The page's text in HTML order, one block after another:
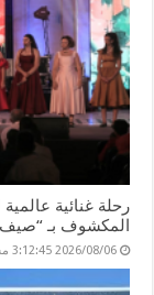
رحلة غنائية
المكشوف بـ “صيف
2026/08/06 3:12:45 مساءً